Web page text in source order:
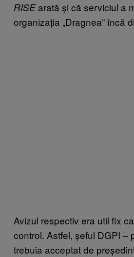
RISEarată și că serviciul a
organizația „Dragnea” încă
Avizul respectiv era util fix
control. Astfel, șeful DGPI –
trebuia acceptat de